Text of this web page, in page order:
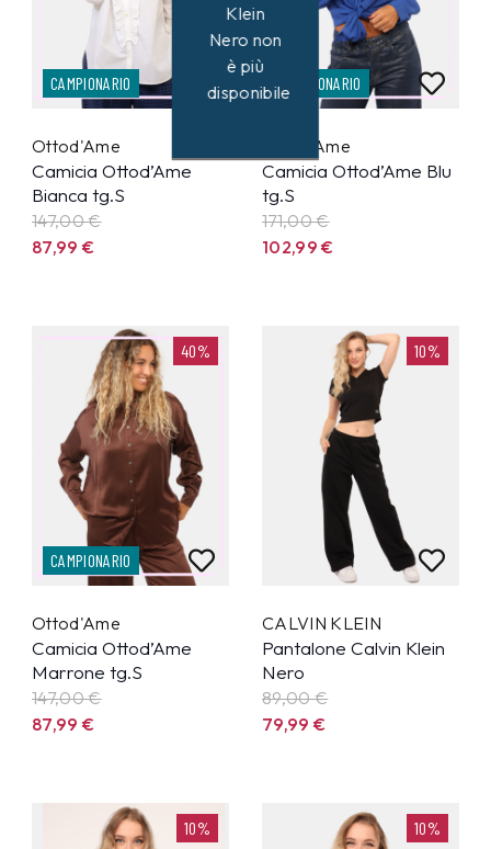
CAMPIONARIO
Ottod'Ame
Camicia Ottod’Ame
Bianca tg.S
147,00 €
87,99€
CAMPIONARIO
Ottod'Ame
Camicia Ottod’Ame Blu
tg.S
171,00 €
102,99€
40%
CAMPIONARIO
Ottod'Ame
Camicia Ottod’Ame
Marrone tg.S
147,00 €
87,99€
10%
CALVIN KLEIN
Pantalone Calvin Klein
Nero
89,00 €
79,99€
10% 10%
Klein
Nero non
è più
disponibile